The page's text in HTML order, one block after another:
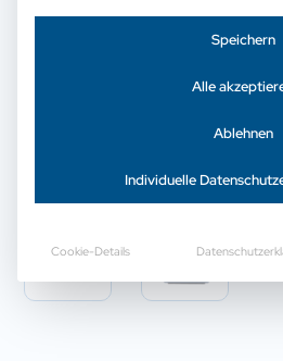
Speichern
Alle
Ablehnen
Individuelle
Cookie-Details